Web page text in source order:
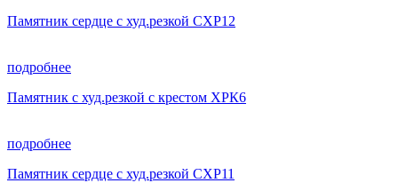
Памятник сердце с худ.резкой СХР12
подробнее
Памятник с худ.резкой с крестом ХРК6
подробнее
Памятник сердце с худ.резкой СХР11